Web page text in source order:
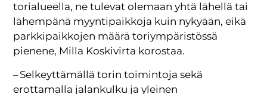
torialueella, ne tulevat olemaan yhtä lähellä tai
lähempänä myyntipaikkoja kuin nykyään, eikä
parkkipaikkojen määrä toriympäristössä
pienene, Milla Koskivirta korostaa.
– Selkeyttämällä torin toimintoja sekä
erottamalla jalankulku ja yleinen